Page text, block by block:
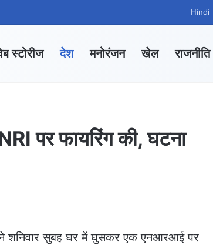
Hindi
स्टोरीज देश मनोरंजन खेल राजनीति
पर फायरिंग की, घटना
शनिवार सुबह घर में घुसकर एक एनआरआई पर